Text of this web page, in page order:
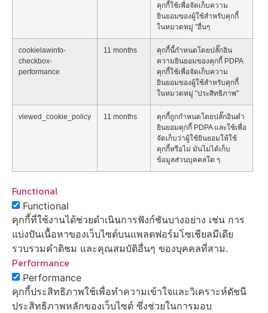
คุกกี้ใช้เพื่อจัดเก็บความ
ยินยอมของผู้ใช้สำหรับคุกกี้
ในหมวดหมู่ "อื่นๆ
cookielawinfo-
checkbox-
performance
11 months
คุกกี้นี้กำหนดโดยปลั๊กอิน
ความยินยอมของคุกกี้ PDPA
คุกกี้ใช้เพื่อจัดเก็บความ
ยินยอมของผู้ใช้สำหรับคุกกี้
ในหมวดหมู่ "ประสิทธิภาพ"
viewed_cookie_policy 11 months
คุกกี้ถูกกำหนดโดยปลั๊กอินคำ
ยินยอมคุกกี้ PDPA และใช้เพื่อ
จัดเก็บว่าผู้ใช้ยินยอมให้ใช้
คุกกี้หรือไม่ มันไม่ได้เก็บ
ข้อมูลส่วนบุคคลใด ๆ
Functional
Functional
คุกกี้ที่ใช้งานได้ช่วยดำเนินการฟังก์ชันบางอย่าง เช่น การ
แบ่งปันเนื้อหาของเว็บไซต์บนแพลตฟอร์มโซเชียลมีเดีย
รวบรวมคำติชม และคุณสมบัติอื่นๆ ของบุคคลที่สาม.
Performance
Performance
คุกกี้ประสิทธิภาพใช้เพื่อทำความเข้าใจและวิเคราะห์ดัชนี
ประสิทธิภาพหลักของเว็บไซต์ ซึ่งช่วยในการมอบ